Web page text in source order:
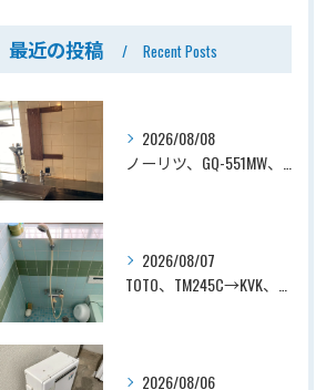
最近の投稿 Recent Posts
2026/08/08
ノーリツ、GQ-551MW、5号、元止式、屋内壁掛、防熱カバー付き、瞬間湯沸かし器（小型湯沸器）設置工事ー埼玉県川口市道合
2026/08/07
TOTO、TM245C→KVK、KF800T、壁付タイプ、サーモスタット付シャワーバス水栓、浴室用水栓交換工事ー埼玉県上尾市平塚
2026/08/06